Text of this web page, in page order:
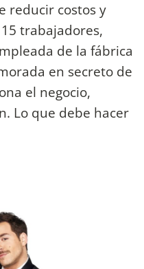
reducir costos y
trabajadores,
de la fábrica
en secreto de
el negocio,
Lo que debe hacer